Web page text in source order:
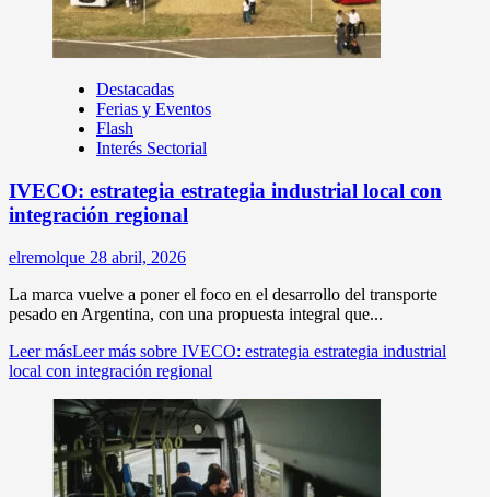
Destacadas
Ferias y Eventos
Flash
Interés Sectorial
IVECO: estrategia estrategia industrial local con
integración regional
elremolque 28 abril, 2026
La marca vuelve a poner el foco en el desarrollo del transporte
pesado en Argentina, con una propuesta integral que...
Leer másLeer más sobre IVECO: estrategia estrategia industrial
local con integración regional